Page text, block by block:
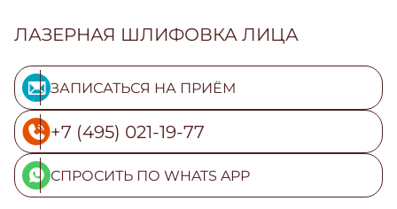
ЛАЗЕРНАЯ ШЛИФОВКА ЛИЦА
ЗАПИСАТЬСЯ НА ПРИЁМ
+7 (495) 021-19-77
СПРОСИТЬ ПО WHATS APP